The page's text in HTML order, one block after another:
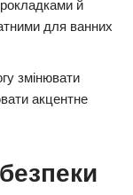
й
для ванних
змінювати
акцентне